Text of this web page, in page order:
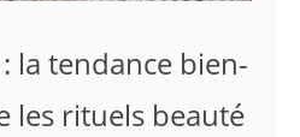
la tendance bien-
les rituels beauté